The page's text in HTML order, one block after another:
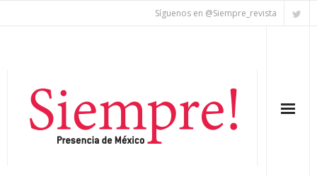
Síguenos en @Siempre_revista